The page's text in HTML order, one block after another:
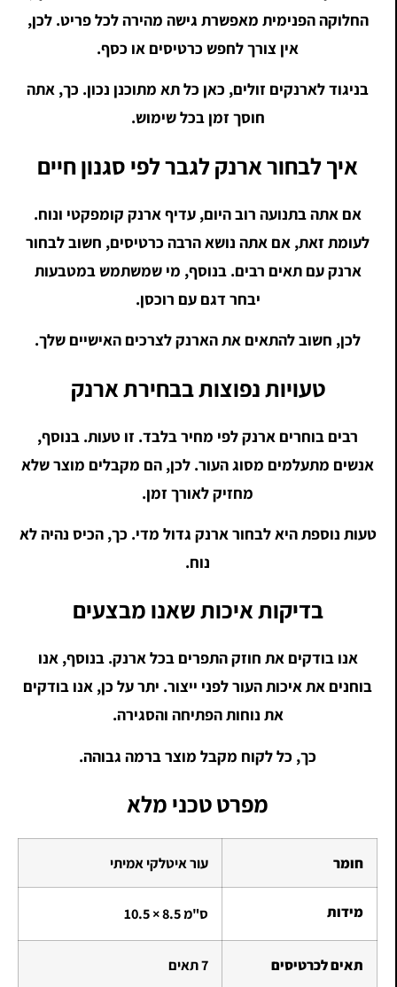
החלוקה הפנימית מאפשרת גישה מהירה לכל פריט. לכן,
אין צורך לחפש כרטיסים או כסף.
בניגוד לארנקים זולים, כאן כל תא מתוכנן נכון. כך, אתה
חוסך זמן בכל שימוש.
איך לבחור ארנק לגבר לפי סגנון חיים
אם אתה בתנועה רוב היום, עדיף ארנק קומפקטי ונוח.
לעומת זאת, אם אתה נושא הרבה כרטיסים, חשוב לבחור
ארנק עם תאים רבים. בנוסף, מי שמשתמש במטבעות
יבחר דגם עם רוכסן.
לכן, חשוב להתאים את הארנק לצרכים האישיים שלך.
טעויות נפוצות בבחירת ארנק
רבים בוחרים ארנק לפי מחיר בלבד. זו טעות. בנוסף,
אנשים מתעלמים מסוג העור. לכן, הם מקבלים מוצר שלא
מחזיק לאורך זמן.
טעות נוספת היא לבחור ארנק גדול מדי. כך, הכיס נהיה לא
נוח.
בדיקות איכות שאנו מבצעים
אנו בודקים את חוזק התפרים בכל ארנק. בנוסף, אנו
בוחנים את איכות העור לפני ייצור. יתר על כן, אנו בודקים
את נוחות הפתיחה והסגירה.
כך, כל לקוח מקבל מוצר ברמה גבוהה.
מפרט טכני מלא
חומר עור איטלקי אמיתי
מידות 10.5 × 8.5 ס"מ
תאים לכרטיסים 7 תאים